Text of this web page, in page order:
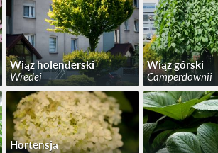
Wiąz holenderski
Wredei
Wiąz górski
Camperdownii
Hortensja